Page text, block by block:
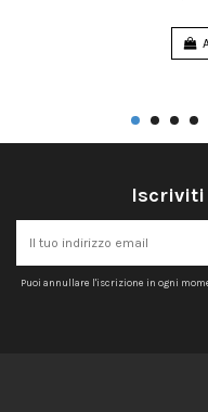
Puoi annullare l'iscrizione in ogni